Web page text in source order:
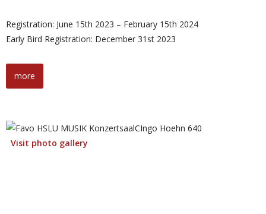
Registration: June 15th 2023 – February 15th 2024
Early Bird Registration: December 31st 2023
more
Visit photo gallery